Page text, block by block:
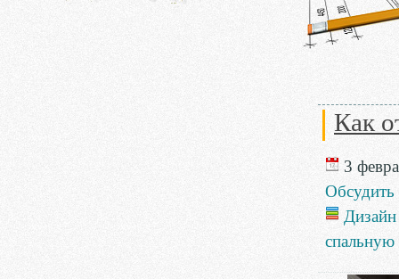
Как
3
Обсудить
Дизайн
спальную